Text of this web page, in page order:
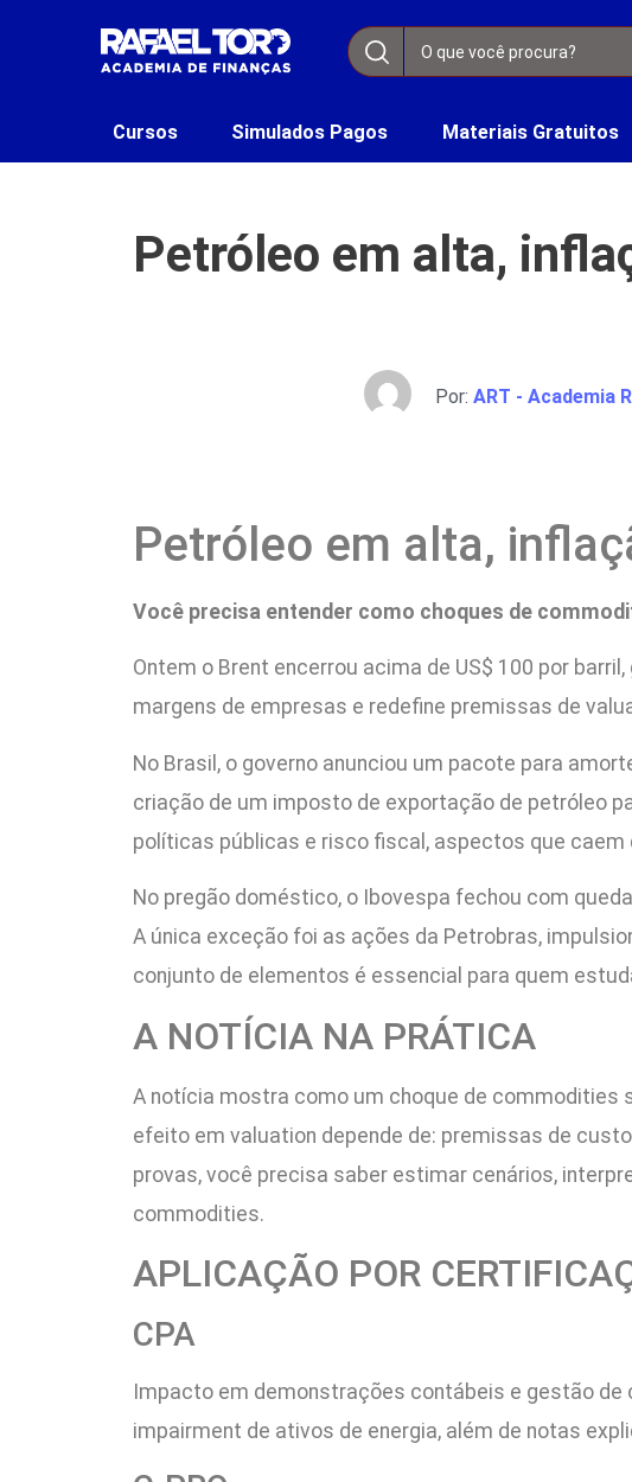
Cursos Simulados Pagos Materiais Gratuitos
Petróleo em alta,
Por: ART - Academia
Petróleo em alta,
Você precisa entender como choques de
Ontem o Brent encerrou acima de US$ 100 por
margens de empresas e redefine premissas de
No Brasil, o governo anunciou um pacote para
criação de um imposto de exportação de petróleo
políticas públicas e risco fiscal, aspectos que
No pregão doméstico, o Ibovespa fechou com
A única exceção foi as ações da Petrobras,
conjunto de elementos é essencial para quem
A NOTÍCIA NA PRÁTICA
A notícia mostra como um choque de commodities
efeito em valuation depende de: premissas de
provas, você precisa saber estimar cenários,
commodities.
APLICAÇÃO POR
CPA
Impacto em demonstrações contábeis e gestão de
impairment de ativos de energia, além de notas